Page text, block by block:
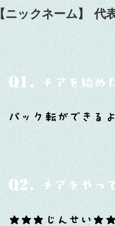
【ニックネーム】 代
Q1. チアを始め
バック転ができる
Q2. チアをやっ
★★★じんせい